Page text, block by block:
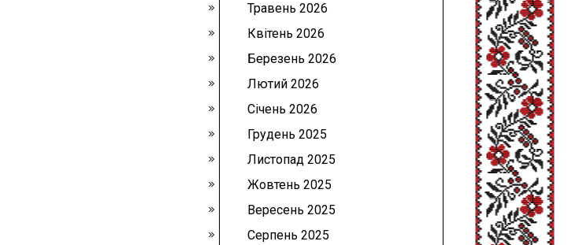
Травень 2026
Квітень 2026
Березень 2026
Лютий 2026
Січень 2026
Грудень 2025
Листопад 2025
Жовтень 2025
Вересень 2025
Серпень 2025